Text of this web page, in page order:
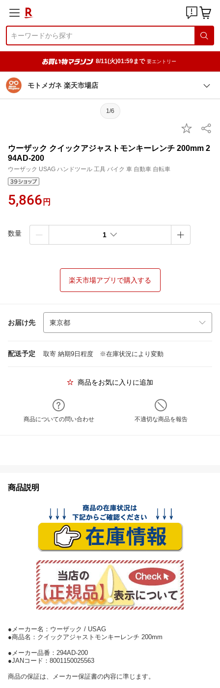
8/11(火)01:59まで 要エントリー
モトメガネ 楽天市場店
1/6
ウーザック クイックアジャストモンキーレンチ 200mm 2
94AD-200
ウーザック USAG ハンドツール 工具 バイク 車 自動車 自転車
5,866 円
数量 1
楽天市場アプリで購入する
お届け先
配送予定 取寄 納期9日程度 ※在庫状況により変動
商品をお気に入りに追加
商品についての問い合わせ 不適切な商品を報告
商品説明
●メーカー名：ウーザック / USAG
●商品名：クイックアジャストモンキーレンチ 200mm
●メーカー品番：294AD-200
●JANコード：8001150025563
商品の保証は、メーカー保証書の内容に準じます。